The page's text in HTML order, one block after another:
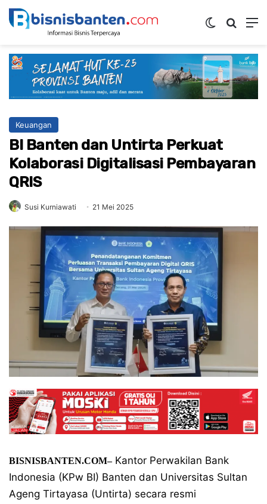
Switch skin
Keuangan
BI Banten dan Untirta Perkuat
Kolaborasi Digitalisasi Pembayaran
QRIS
Susi Kurniawati 21 Mei 2025
BISNISBANTEN.COM–Kantor Perwakilan Bank
Indonesia (KPw BI) Banten dan Universitas Sultan
Ageng Tirtayasa (Untirta) secara resmi